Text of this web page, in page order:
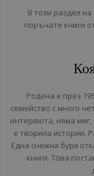
В този раздел
поръчате книги
Родена е през
семейство с много
интервюта, няма миг,
е творила истории.
Една снежна буря
книги. Това